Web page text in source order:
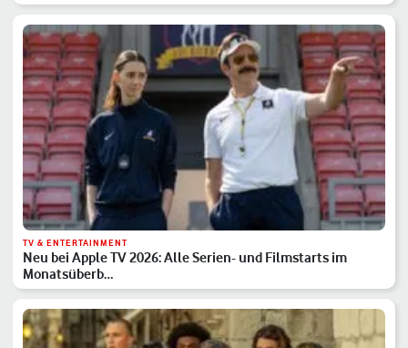
TV & ENTERTAINMENT
Neu bei Apple TV 2026: Alle Serien- und Filmstarts im
Monatsüberb…